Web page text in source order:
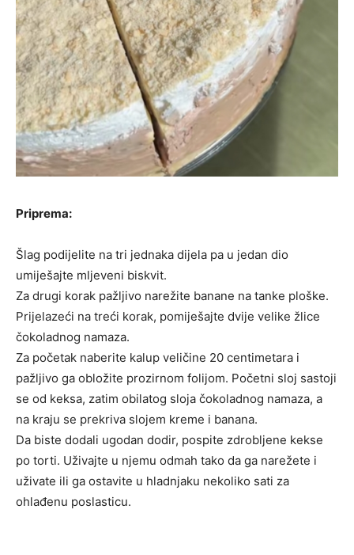
Priprema:
Šlag podijelite na tri jednaka dijela pa u jedan dio
umiješajte mljeveni biskvit.
Za drugi korak pažljivo narežite banane na tanke ploške.
Prijelazeći na treći korak, pomiješajte dvije velike žlice
čokoladnog namaza.
Za početak naberite kalup veličine 20 centimetara i
pažljivo ga obložite prozirnom folijom. Početni sloj sastoji
se od keksa, zatim obilatog sloja čokoladnog namaza, a
na kraju se prekriva slojem kreme i banana.
Da biste dodali ugodan dodir, pospite zdrobljene kekse
po torti. Uživajte u njemu odmah tako da ga narežete i
uživate ili ga ostavite u hladnjaku nekoliko sati za
ohlađenu poslasticu.